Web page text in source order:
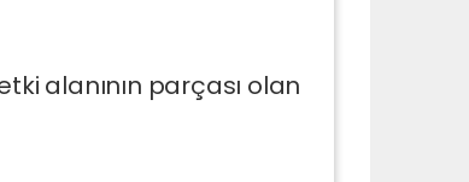
alanının parçası olan